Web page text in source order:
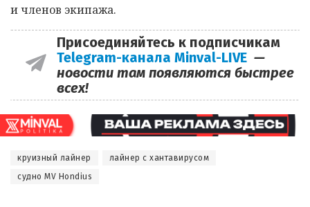
и членов экипажа.
Присоединяйтесь к подписчикам
Telegram-канала Minval-LIVE —
новости там появляются быстрее
всех!
круизный лайнер
лайнер с хантавирусом
судно MV Hondius